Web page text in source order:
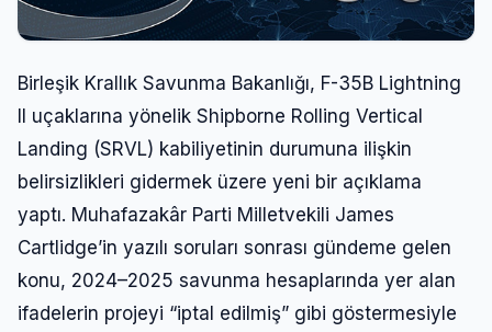
Birleşik Krallık Savunma Bakanlığı, F-35B Lightning
II uçaklarına yönelik Shipborne Rolling Vertical
Landing (SRVL) kabiliyetinin durumuna ilişkin
belirsizlikleri gidermek üzere yeni bir açıklama
yaptı. Muhafazakâr Parti Milletvekili James
Cartlidge’in yazılı soruları sonrası gündeme gelen
konu, 2024–2025 savunma hesaplarında yer alan
ifadelerin projeyi “iptal edilmiş” gibi göstermesiyle